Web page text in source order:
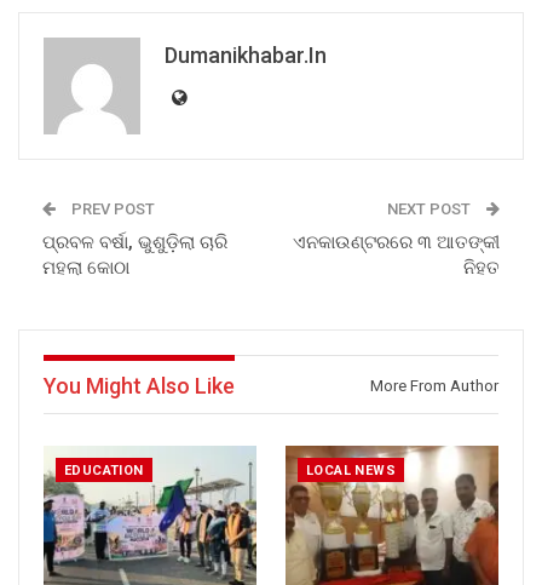
Dumanikhabar.in
PREV POST
ପ୍ରବଳ ବର୍ଷା, ଭୁଶୁଡ଼ିଲା ଚାରି
ମହଲା କୋଠା
NEXT POST
ଏନକାଉଣ୍ଟରରେ ୩ ଆତଙ୍କୀ
ନିହତ
You Might Also Like More From Author
EDUCATION LOCAL NEWS